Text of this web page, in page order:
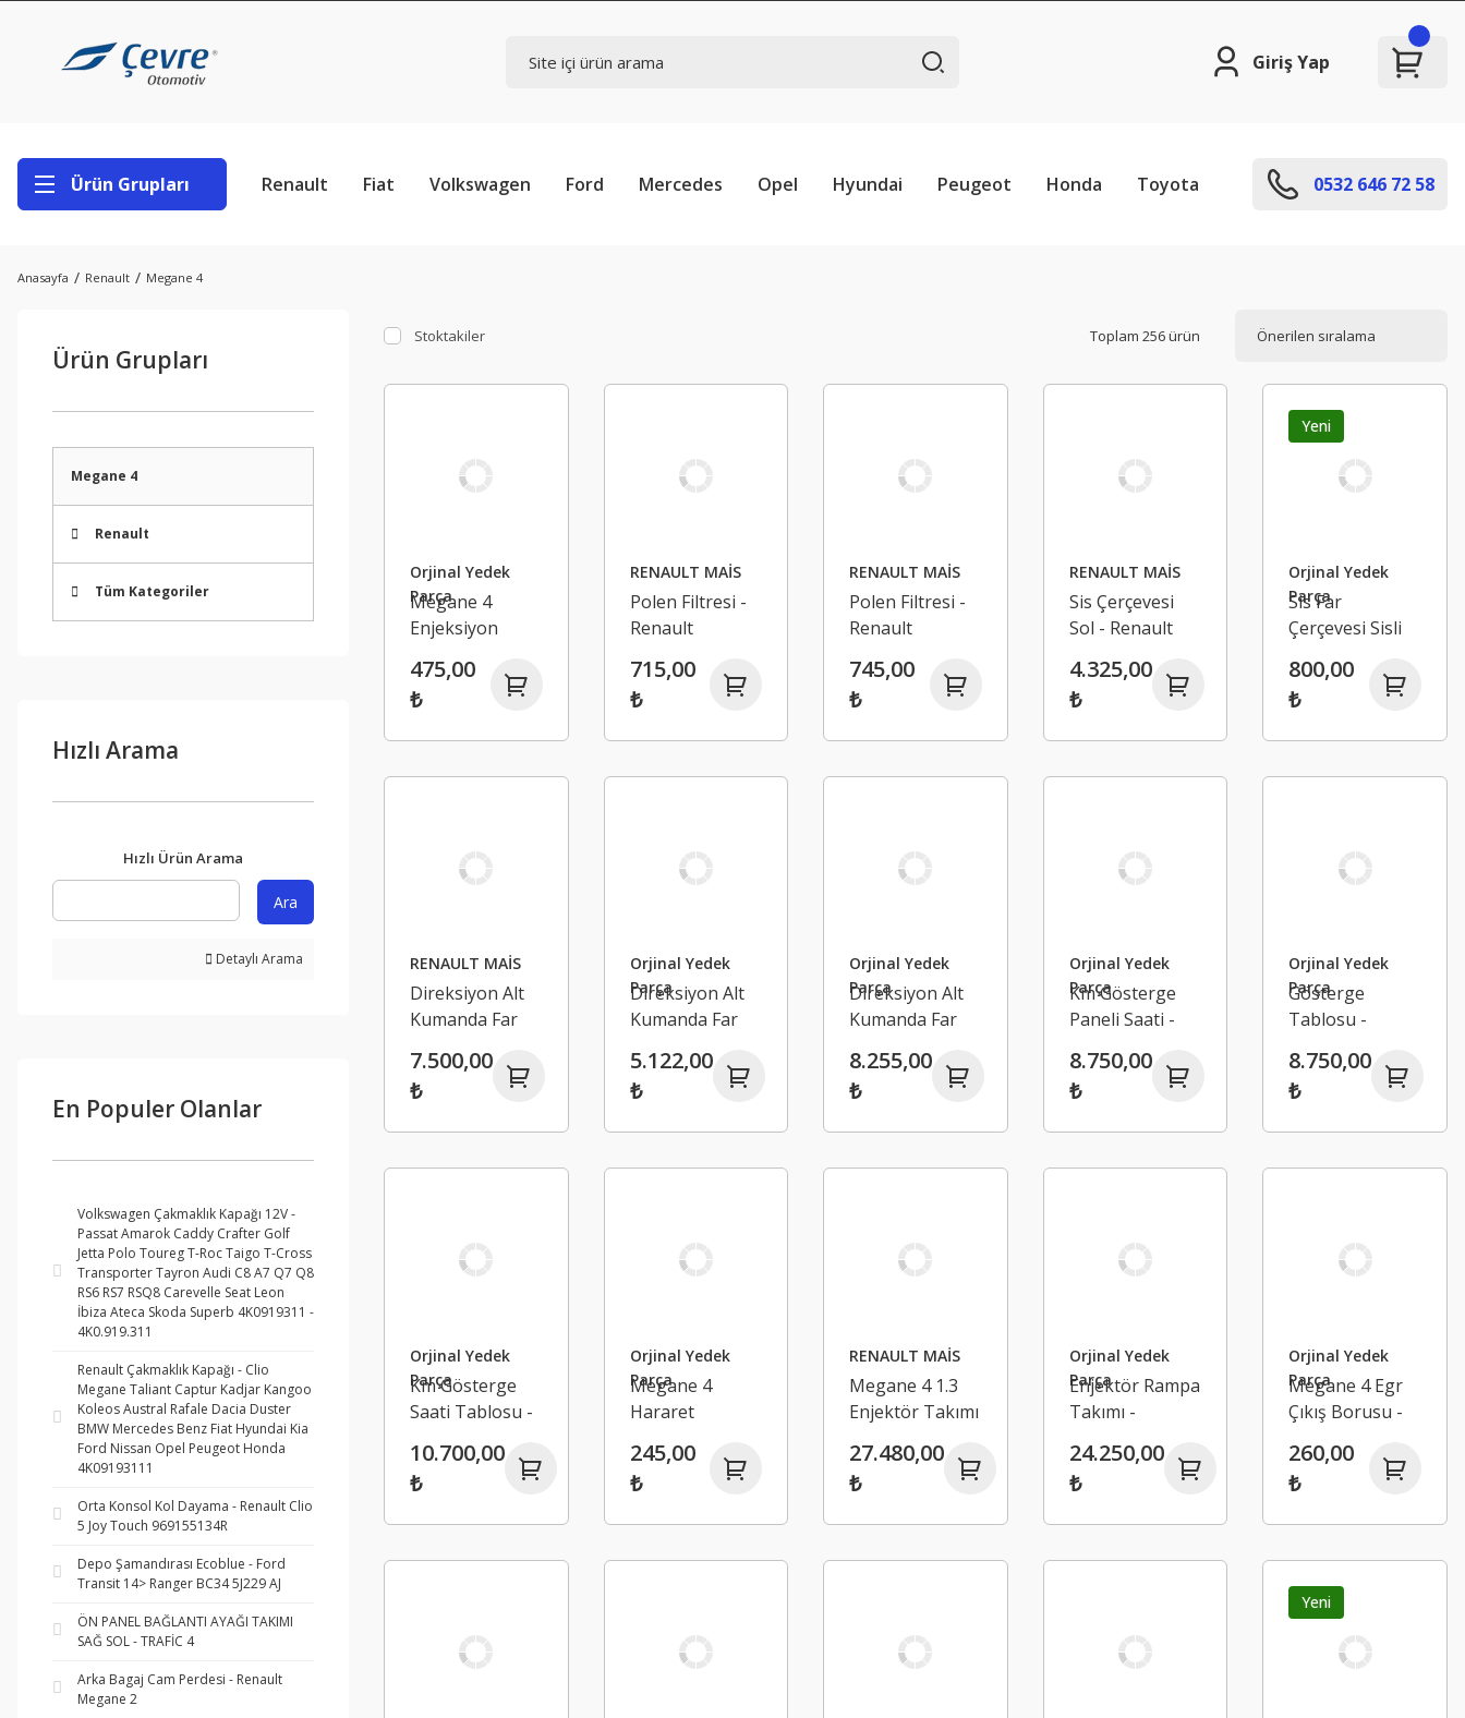
Giriş Yap
Ürün Grupları Renault Fiat Volkswagen Ford Mercedes Opel Hyundai Peugeot Honda Toyota 0532 646 72 58
Anasayfa Renault Megane 4
Ürün Grupları
Megane 4
Renault
Tüm Kategoriler
Hızlı Arama
Hızlı Ürün Arama
Ara
Detaylı Arama
En Populer Olanlar
Volkswagen Çakmaklık Kapağı 12V -
Passat Amarok Caddy Crafter Golf
Jetta Polo Toureg T-Roc Taigo T-Cross
Transporter Tayron Audi C8 A7 Q7 Q8
RS6 RS7 RSQ8 Carevelle Seat Leon
İbiza Ateca Skoda Superb 4K0919311 -
4K0.919.311
Renault Çakmaklık Kapağı - Clio
Megane Taliant Captur Kadjar Kangoo
Koleos Austral Rafale Dacia Duster
BMW Mercedes Benz Fiat Hyundai Kia
Ford Nissan Opel Peugeot Honda
4K09193111
Orta Konsol Kol Dayama - Renault Clio
5 Joy Touch 969155134R
Depo Şamandırası Ecoblue - Ford
Transit 14> Ranger BC34 5J229 AJ
ÖN PANEL BAĞLANTI AYAĞI TAKIMI
SAĞ SOL - TRAFİC 4
Arka Bagaj Cam Perdesi - Renault
Megane 2
Stoktakiler Toplam 256 ürün
Orjinal Yedek
Parça
Megane 4
Enjeksiyon
Muhafazası -
Renault
475,00
₺
RENAULT MAİS
Polen Filtresi -
Renault
Kadjar
715,00
₺
RENAULT MAİS
Polen Filtresi -
Renault
Talisman Kadjar
272774812R
745,00
₺
RENAULT MAİS
Sis Çerçevesi
Sol - Renault
4.325,00
₺
Yeni
Orjinal Yedek
Parça
Sis Far
Çerçevesi Sisli
Tip Takım -
Renault
800,00
₺
RENAULT MAİS
Direksiyon Alt
Kumanda Far
Renault
Megane 4
7.500,00
₺
Orjinal Yedek
Parça
Direksiyon Alt
Kumanda Far
Renault
Megane 4
5.122,00
₺
Orjinal Yedek
Parça
Direksiyon Alt
Kumanda Far
Renault
Megane 4
8.255,00
₺
Orjinal Yedek
Parça
Km Gösterge
Paneli Saati -
Megane 4
8.750,00
₺
Orjinal Yedek
Parça
Gösterge
Tablosu -
Megane 4
8.750,00
₺
Orjinal Yedek
Parça
Km Gösterge
Saati Tablosu -
Megane 4
10.700,00
₺
Orjinal Yedek
Parça
Megane 4
Hararet
Renault
Talisman 1.6
245,00
₺
RENAULT MAİS
Megane 4 1.3
Enjektör Takımı
Megane 4
Talisman Kadjar
Motor -
27.480,00
₺
Orjinal Yedek
Parça
Enjektör Rampa
Takımı -
Megane 4
Nissan Juke
24.250,00
₺
Orjinal Yedek
Parça
Megane 4 Egr
Çıkış Borusu -
Qashqai
Mercedes Benz
260,00
₺
Yeni